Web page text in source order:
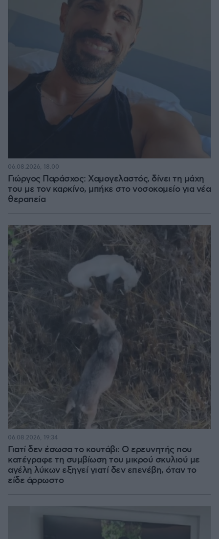
Γιώργος Παράσχος: Χαμογελαστός, δίνει τη μάχη
του με τον καρκίνο, μπήκε στο νοσοκομείο για νέα
θεραπεία
06.08.2026, 18:00
Γιατί δεν έσωσα το κουτάβι: Ο ερευνητής που
κατέγραφε τη συμβίωση του μικρού σκυλιού με
αγέλη λύκων εξηγεί γιατί δεν επενέβη, όταν το
είδε άρρωστο
06.08.2026, 19:34